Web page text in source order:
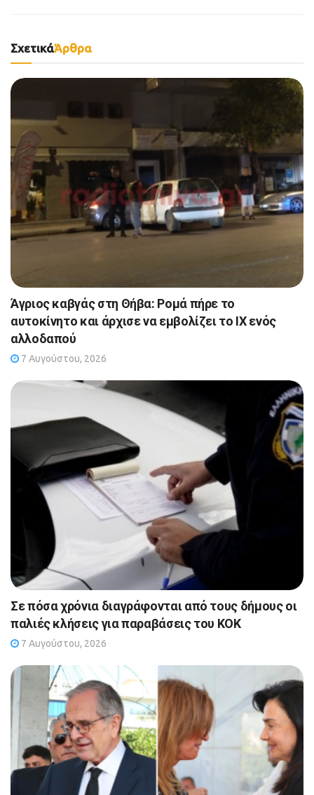
ΣχετικάΆρθρα
Άγριος καβγάς στη Θήβα: Ρομά πήρε το
αυτοκίνητο και άρχισε να εμβολίζει το ΙΧ ενός
αλλοδαπού
7 Αυγούστου, 2026
Σε πόσα χρόνια διαγράφονται από τους δήμους οι
παλιές κλήσεις για παραβάσεις του ΚΟΚ
7 Αυγούστου, 2026